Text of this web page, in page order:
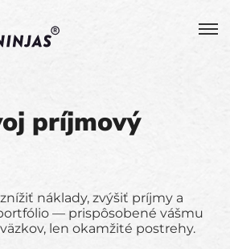
príjmový
náklady, zvýšiť príjmy a
— prispôsobené vášmu
len okamžité postrehy.